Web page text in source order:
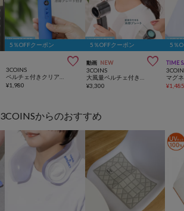
5％OFFクーポン

3COINS
¥1,980
5％OFFクーポン
動画 NEW 
3COINS
¥3,300
5％
TIME
¥
3COINSからのおすすめ